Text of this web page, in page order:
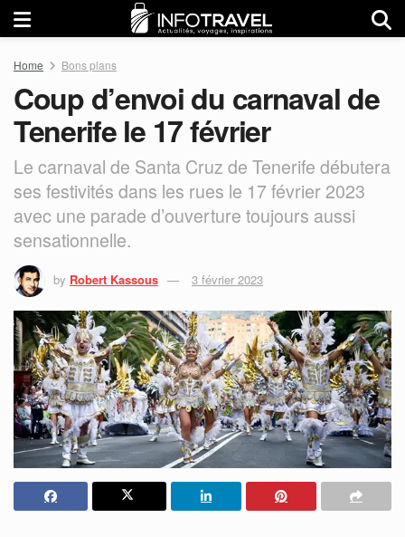
Home Bons plans
Coup d’envoi du carnaval de
Tenerife le 17 février
Le carnaval de Santa Cruz de Tenerife débutera
ses festivités dans les rues le 17 février 2023
avec une parade d’ouverture toujours aussi
sensationnelle.
by Robert Kassous 3 février 2023